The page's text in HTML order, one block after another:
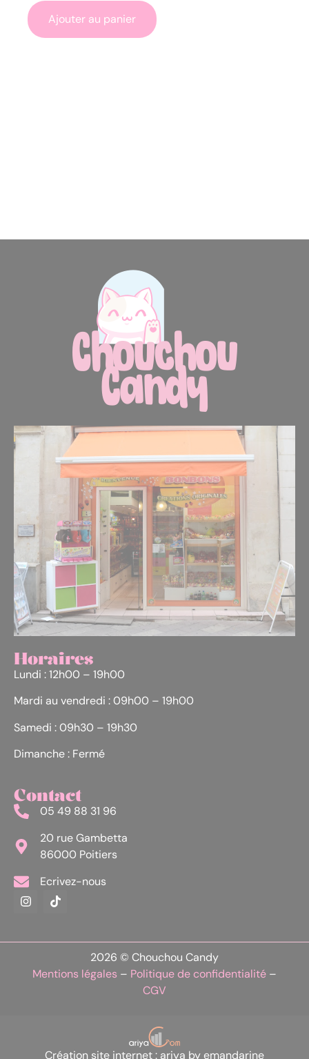
Ajouter au panier
Horaires
Lundi : 12h00 – 19h00
Mardi au vendredi : 09h00 – 19h00
Samedi : 09h30 – 19h30
Dimanche : Fermé
Contact
05 49 88 31 96
20 rue Gambetta
86000 Poitiers
Ecrivez-nous
2026 © Chouchou Candy
Mentions légales – Politique de confidentialité –
CGV
Création site internet : ariya by emandarine